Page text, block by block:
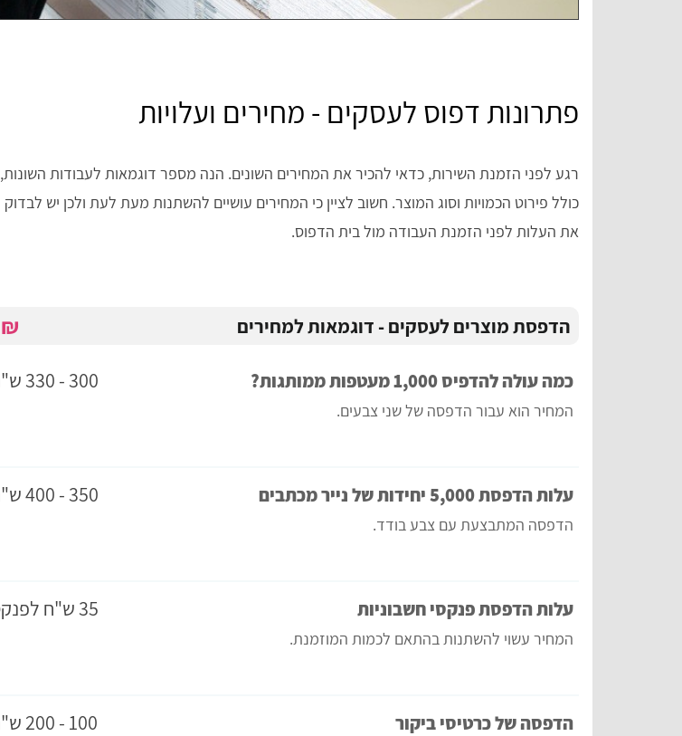
פתרונות דפוס לעסקים - מחירים ועלויות
רגע לפני הזמנת השירות, כדאי להכיר את המחירים השונים. הנה מספר דוגמאות לעבודות השונות,
כולל פירוט הכמויות וסוג המוצר. חשוב לציין כי המחירים עושיים להשתנות מעת לעת ולכן יש לבדוק
את העלות לפני הזמנת העבודה מול בית הדפוס.
₪ הדפסת מוצרים לעסקים - דוגמאות למחירים
כמה עולה להדפיס 1,000 מעטפות ממותגות?
המחיר הוא עבור הדפסה של שני צבעים.
300 - 330 ש"ח
עלות הדפסת 5,000 יחידות של נייר מכתבים
הדפסה המתבצעת עם צבע בודד.
350 - 400 ש"ח
עלות הדפסת פנקסי חשבוניות
המחיר עשוי להשתנות בהתאם לכמות המוזמנת.
35 ש"ח לפנקס
הדפסה של כרטיסי ביקור 100 - 200 ש"ח